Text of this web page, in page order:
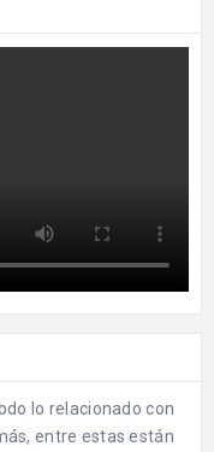
lo relacionado con
entre estas están